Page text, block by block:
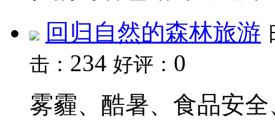
回归自然的森林旅游
击： 234 好评： 0
雾霾、酷暑、食品安